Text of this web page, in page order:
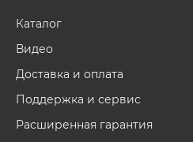
Каталог
Видео
Доставка и оплата
Поддержка и сервис
Расширенная гарантия